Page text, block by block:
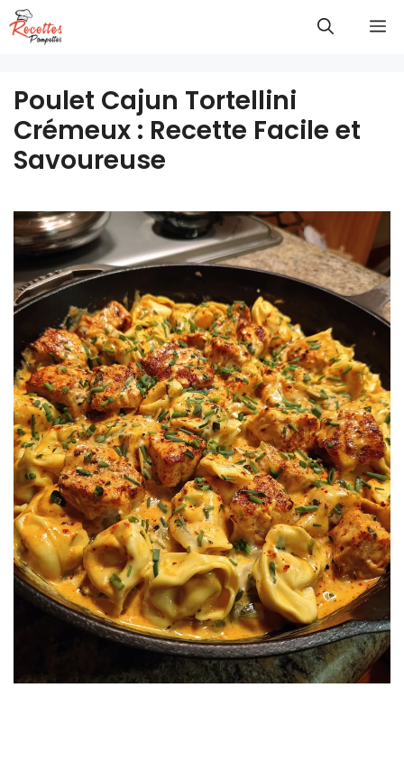
Aller
au
Poulet Cajun Tortellini
Crémeux : Recette Facile et
Savoureuse